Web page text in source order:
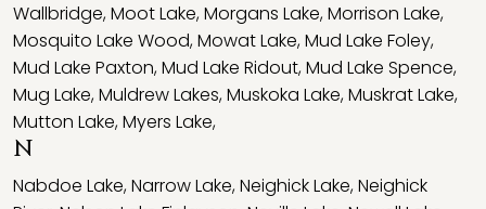
Wallbridge,Moot Lake,Morgans Lake,Morrison Lake,
Mosquito Lake Wood,Mowat Lake,Mud Lake Foley,
Mud Lake Paxton,Mud Lake Ridout,Mud Lake Spence,
Mug Lake,Muldrew Lakes,Muskoka Lake,Muskrat Lake,
Mutton Lake,Myers Lake,
N
Nabdoe Lake,Narrow Lake,Neighick Lake,Neighick